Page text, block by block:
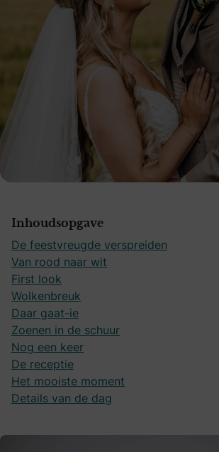
Inhoudsopgave
De feestvreugde verspreiden
Van rood naar wit
First look
Wolkenbreuk
Daar gaat-ie
Zoenen in de schuur
Nog een keer
De receptie
Het mooiste moment
Details van de dag